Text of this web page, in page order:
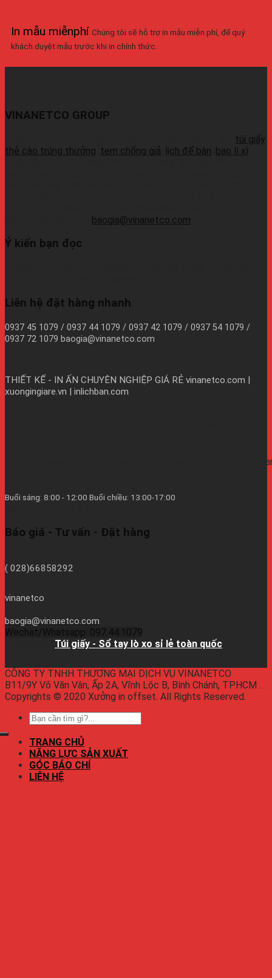
In mẫu miễnphí Chúng tôi sẽ hỗ trợ in mẫu miễn phí, để quý
khách duyệt mẫu trước khi in chính thức.
VINANETCO GROUP
túi giấy
thẻ cào trúng thưởng tem chống giả lịch để bàn bao lì xì
baogia@vinanetco.com
Ý kiến bạn đọc
Liên hệ đặt hàng nhanh
0937 45 1079 / 0937 44 1079 / 0937 42 1079 / 0937 54 1079 /
0937 72 1079 baogia@vinanetco.com
THIẾT KẾ - IN ẤN CHUYÊN NGHIỆP GIÁ RẺ vinanetco.com |
xuongingiare.vn | inlichban.com
https://vinanetco.com/https://xuongingiare.vn/https://
Buổi sáng: 8:00 - 12:00 Buổi chiều: 13:00-17:00
Báo giá - Tư vấn - Đặt hàng
( 028)66858292
vinanetco
baogia@vinanetco.com
Wechat/Whatsapp: 097.44.1079
Túi giấy - Sổ tay lò xo sỉ lẻ toàn quốc
CÔNG TY TNHH THƯƠNG MẠI DỊCH VỤ VINANETCO
B11/9Y Võ Văn Vân, Ấp 2A, Vĩnh Lộc B, Bình Chánh, TPHCM .
Copyrights © 2020 Xưởng in offset. All Rights Reserved.
TRANG CHỦ
NĂNG LỰC SẢN XUẤT
GÓC BÁO CHÍ
LIÊN HỆ